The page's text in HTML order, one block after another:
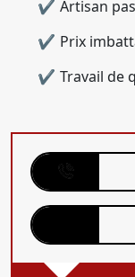
Artisan
Prix
Travail de